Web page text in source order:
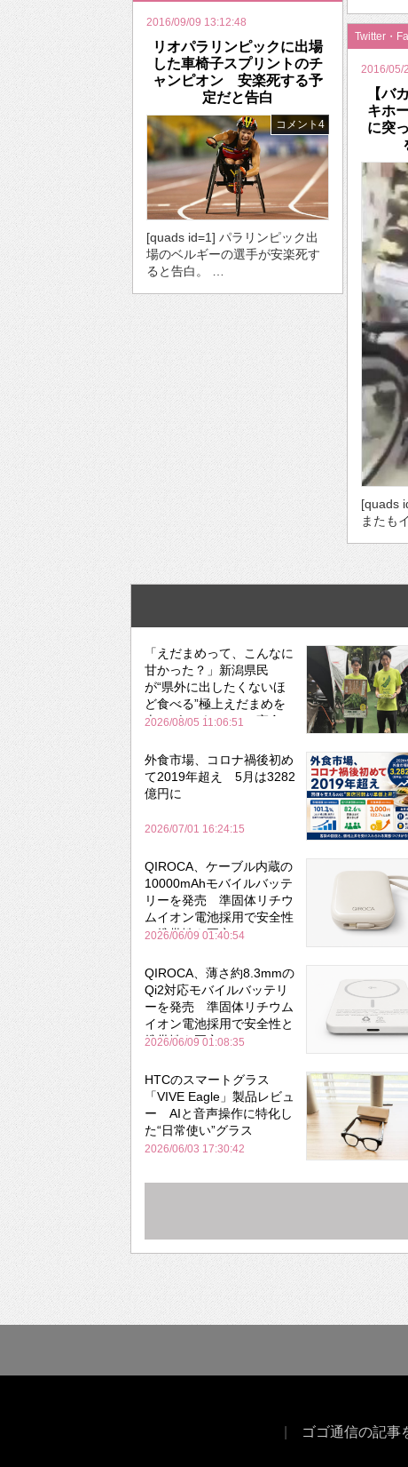
2016/09/09 13:12:48
リオパラリンピックに出場
した車椅子スプリントのチ
ャンピオン 安楽死する予
定だと告白
コメント4
[quads id=1] パラリンピック出
場のベルギーの選手が安楽死す
ると告白。 …
Twitter・
2016/05/
【バ
キホ
に突
[quads
またも
「えだまめって、こんなに
甘かった？」新潟県民
が“県外に出したくないほ
ど食べる”極上えだまめを
森のビアガーデンで実食
2026/08/05 11:06:51
外食市場、コロナ禍後初め
て2019年超え 5月は3282
億円に
2026/07/01 16:24:15
QIROCA、ケーブル内蔵の
10000mAhモバイルバッテ
リーを発売 準固体リチウ
ムイオン電池採用で安全性
と携帯性を両立
2026/06/09 01:40:54
QIROCA、薄さ約8.3mmの
Qi2対応モバイルバッテリ
ーを発売 準固体リチウム
イオン電池採用で安全性と
携帯性を両立
2026/06/09 01:08:35
HTCのスマートグラス
「VIVE Eagle」製品レビュ
ー AIと音声操作に特化し
た“日常使い”グラス
2026/06/03 17:30:42
ゴゴ通信の記事